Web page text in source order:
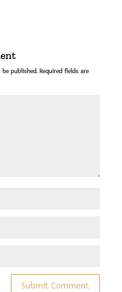
published. Required fields are